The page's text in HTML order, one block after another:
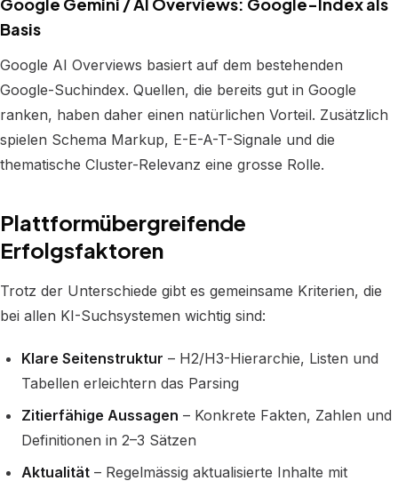
Basis
Google AI Overviews basiert auf dem bestehenden
Google-Suchindex. Quellen, die bereits gut in Google
ranken, haben daher einen natürlichen Vorteil. Zusätzlich
spielen Schema Markup, E-E-A-T-Signale und die
thematische Cluster-Relevanz eine grosse Rolle.
Plattformübergreifende
Erfolgsfaktoren
Trotz der Unterschiede gibt es gemeinsame Kriterien, die
bei allen KI-Suchsystemen wichtig sind:
Klare Seitenstruktur – H2/H3-Hierarchie, Listen und
Tabellen erleichtern das Parsing
Zitierfähige Aussagen – Konkrete Fakten, Zahlen und
Definitionen in 2–3 Sätzen
Aktualität – Regelmässig aktualisierte Inhalte mit